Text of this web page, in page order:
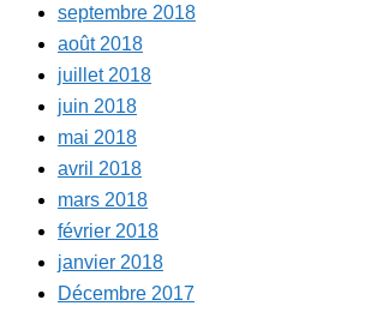
septembre 2018
août 2018
juillet 2018
juin 2018
mai 2018
avril 2018
mars 2018
février 2018
janvier 2018
Décembre 2017